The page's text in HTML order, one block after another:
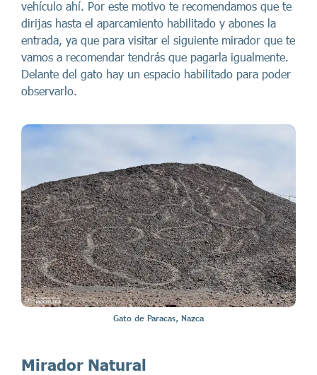
vehículo ahí. Por este motivo te recomendamos que te
dirijas hasta el aparcamiento habilitado y abones la
entrada, ya que para visitar el siguiente mirador que te
vamos a recomendar tendrás que pagarla igualmente.
Delante del gato hay un espacio habilitado para poder
observarlo.
Gato de Paracas, Nazca
Mirador Natural